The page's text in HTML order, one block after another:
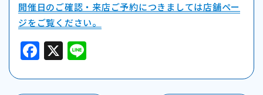
開催日のご確認・来店ご予約につきましては店舗ペー
ジをご覧ください。
F
a
c
X
e